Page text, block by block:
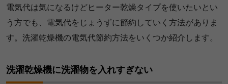
電気代は気になるけどヒーター乾燥タイプを使いたいとい
う方でも、電気代をじょうずに節約していく方法がありま
す。洗濯乾燥機の電気代節約方法をいくつか紹介します。
洗濯乾燥機に洗濯物を入れすぎない